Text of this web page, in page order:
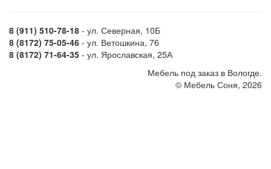
8 (911) 510-78-18 - ул. Северная, 10Б
8 (8172) 75-05-46 - ул. Ветошкина, 76
8 (8172) 71-64-35 - ул. Ярославская, 25А
Мебель под заказ в Вологде.
© Мебель Соня, 2026